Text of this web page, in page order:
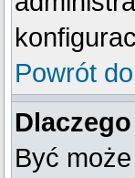
Powrót
Być